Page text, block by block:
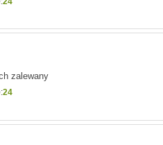
zalewany
24